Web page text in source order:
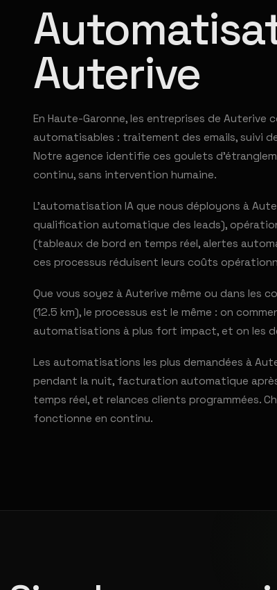
Auterive
En Haute-Garonne, les entreprises de
automatisables : traitement des emails, suivi
Notre agence identifie ces goulets
continu, sans intervention humaine.
L'automatisation IA que nous déployons à
qualification automatique des leads),
(tableaux de bord en temps réel, alertes
ces processus réduisent leurs coûts
Que vous soyez à Auterive même ou dans les
(12.5 km), le processus est le même : on
automatisations à plus fort impact, et on les
Les automatisations les plus demandées à
pendant la nuit, facturation automatique
temps réel, et relances clients programmées.
fonctionne en continu.